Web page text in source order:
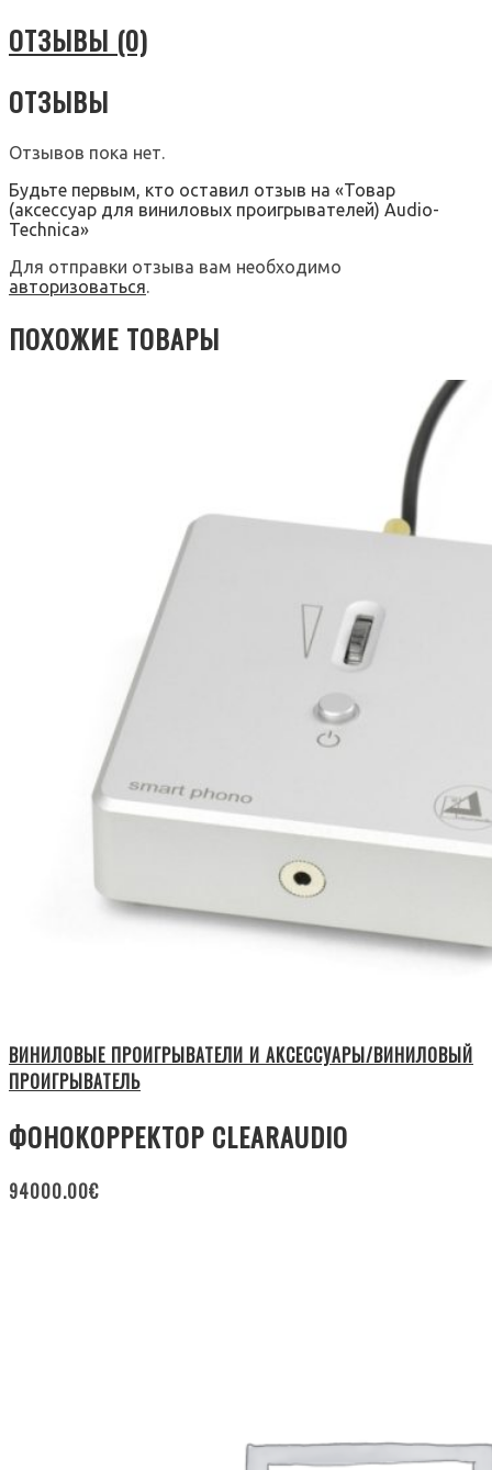
ОТЗЫВЫ (0)
ОТЗЫВЫ
Отзывов пока нет.
Будьте первым, кто оставил отзыв на «Товар
(аксессуар для виниловых проигрывателей) Audio-
Technica»
Для отправки отзыва вам необходимо
авторизоваться.
ПОХОЖИЕ ТОВАРЫ
ВИНИЛОВЫЕ ПРОИГРЫВАТЕЛИ И АКСЕССУАРЫ/ВИНИЛОВЫЙ
ПРОИГРЫВАТЕЛЬ
ФОНОКОРРЕКТОР CLEARAUDIO
94000.00€